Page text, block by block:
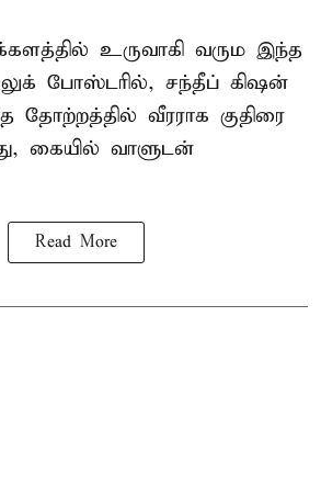
உருவாகி வரும இந்த
போஸ்டரில், சந்தீப் கிஷன்
தோற்றத்தில் வீரராக குதிரை
கையில் வாளுடன்
Read More